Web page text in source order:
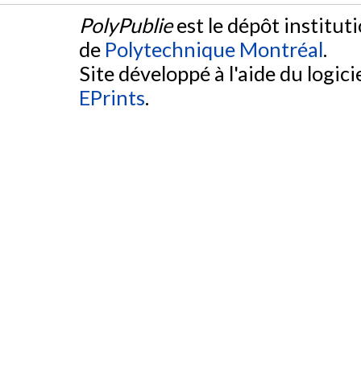
PolyPublieest le dépôt
de Polytechnique Montréal.
Site développé à l'aide du
EPrints.